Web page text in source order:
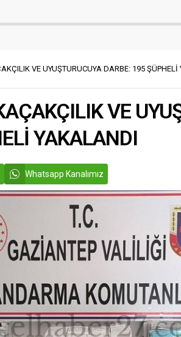
takibin ardından söz konusu...
VE UYUŞTURUCUYA DARBE: 195 ŞÜPHELİ
VE
YAKALANDI
Whatsapp Kanalımız